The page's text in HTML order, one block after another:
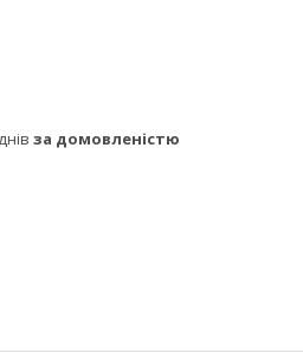
за домовленістю